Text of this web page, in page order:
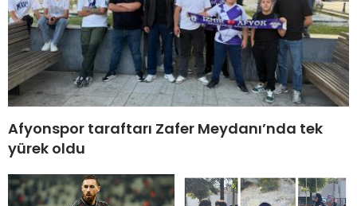
Afyonspor taraftarı Zafer Meydanı’nda tek
yürek oldu